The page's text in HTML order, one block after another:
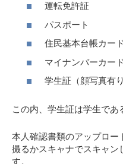
運転免許証
パスポート
住民基本台帳カード
マイナンバーカード
学生証（顔写真有
この内、学生証は学生であ
本人確認書類のアップロー
撮るかスキャナでスキャン
す。